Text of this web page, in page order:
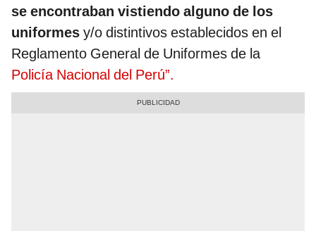
se encontraban vistiendo alguno de los
uniformes y/o distintivos establecidos en el
Reglamento General de Uniformes de la
Policía Nacional del Perú”.